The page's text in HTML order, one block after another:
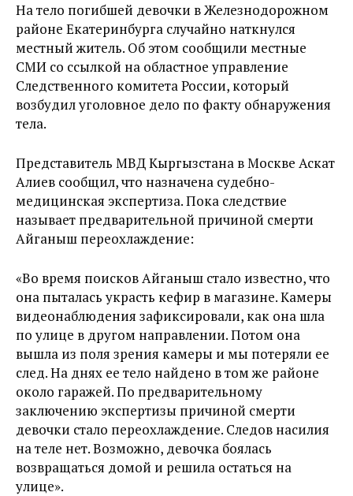
На тело погибшей девочки в Железнодорожном
районе Екатеринбурга случайно наткнулся
местный житель. Об этом сообщили местные
СМИ со ссылкой на областное управление
Следственного комитета России, который
возбудил уголовное дело по факту обнаружения
тела.
Представитель МВД Кыргызстана в Москве Аскат
Алиев сообщил, что назначена судебно-
медицинская экспертиза. Пока следствие
называет предварительной причиной смерти
Айганыш переохлаждение:
«Во время поисков Айганыш стало известно, что
она пыталась украсть кефир в магазине. Камеры
видеонаблюдения зафиксировали, как она шла
по улице в другом направлении. Потом она
вышла из поля зрения камеры и мы потеряли ее
след. На днях ее тело найдено в том же районе
около гаражей. По предварительному
заключению экспертизы причиной смерти
девочки стало переохлаждение. Следов насилия
на теле нет. Возможно, девочка боялась
возвращаться домой и решила остаться на
улице».